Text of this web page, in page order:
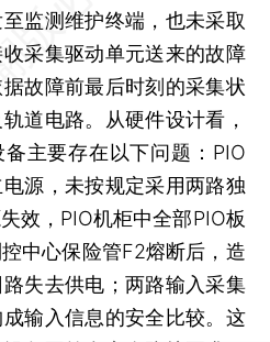
监测维护终端，也未采取
采集驱动单元送来的故障
故障前最后时刻的采集状
道电路。从硬件设计看，
主要存在以下问题：PIO
源，未按规定采用两路独
效，PIO机柜中全部PIO板
中心保险管F2熔断后，造
失去供电；两路输入采集
输入信息的安全比较。这